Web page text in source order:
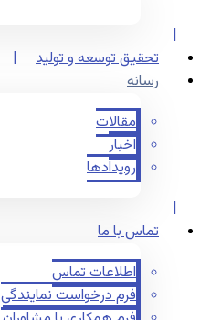
تحقیق توسعه و تولید
رسانه
مقالات
اخبار
رویدادها
تماس با ما
اطلاعات تماس
فرم درخواست نمایندگی